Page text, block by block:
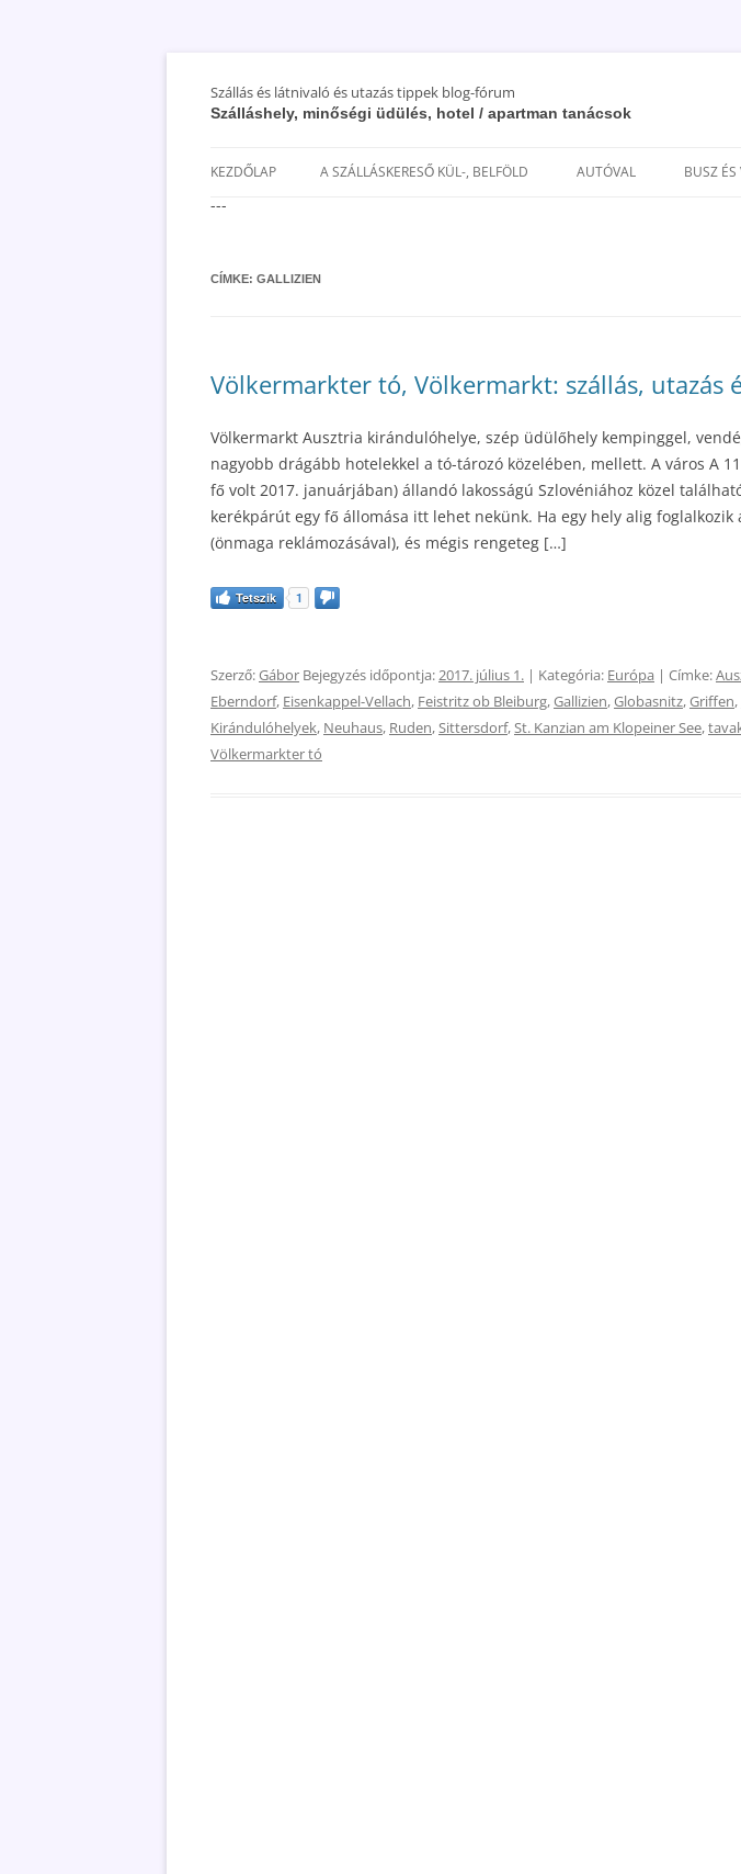
Szállás és látnivaló és utazás tippek blog-fórum
Szálláshely, minőségi üdülés, hotel / apartman tanácsok
KEZDŐLAP A SZÁLLÁSKERESŐ KÜL-, BELFÖLD AUTÓVAL BUSZ
---
CÍMKE: GALLIZIEN
Völkermarkter tó, Völkermarkt: szállás, utazás
Völkermarkt Ausztria kirándulóhelye, szép üdülőhely kempinggel,
nagyobb drágább hotelekkel a tó-tározó közelében, mellett. A város A
fő volt 2017. januárjában) állandó lakosságú Szlovéniához közel
kerékpárút egy fő állomása itt lehet nekünk. Ha egy hely alig foglalkozik
(önmaga reklámozásával), és mégis rengeteg […]
Tetszik 1
Szerző:Gábor Bejegyzés időpontja:2017. július 1. | Kategória: Európa | Címke:
Eberndorf, Eisenkappel-Vellach, Feistritz ob Bleiburg,Gallizien,Globasnitz,Griffen,
Kirándulóhelyek, Neuhaus, Ruden,Sittersdorf,St. Kanzian am Klopeiner See,
Völkermarkter tó